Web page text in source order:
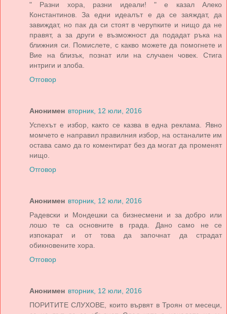
" Разни хора, разни идеали! " е казал Алеко
Константинов. За едни идеалът е да се заяждат, да
завиждат, но пак да си стоят в черупките и нищо да не
правят, а за други е възможност да подадат ръка на
ближния си. Помислете, с какво можете да помогнете и
Вие на близък, познат или на случаен човек. Стига
интриги и злоба.
Отговор
Анонимен вторник, 12 юли, 2016
Успехът е избор, както се казва в една реклама. Явно
момчето е направил правилния избор, на останалите им
остава само да го коментират без да могат да променят
нищо.
Отговор
Анонимен вторник, 12 юли, 2016
Радевски и Мондешки са бизнесмени и за добро или
лошо те са основните в града. Дано само не се
изпокарат и от това да започнат да страдат
обикновените хора.
Отговор
Анонимен вторник, 12 юли, 2016
ПОРИТИТЕ СЛУХОВЕ, които вървят в Троян от месеци,